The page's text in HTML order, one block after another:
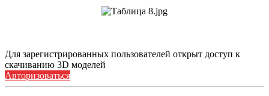
Для зарегистрированных пользователей открыт доступ к
скачиванию 3D моделей
Авторизоваться